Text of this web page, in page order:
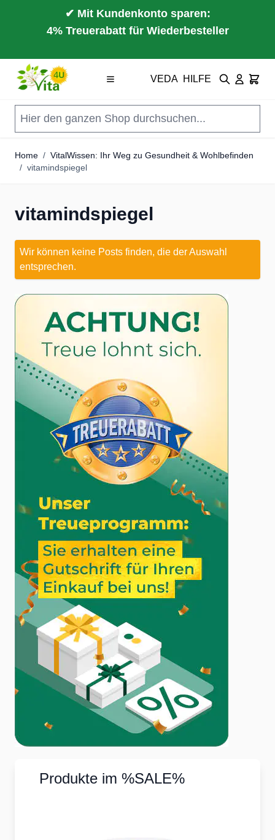
✔ Mit Kundenkonto sparen:
4% Treuerabatt für Wiederbesteller
Direkt zum Inhalt
VEDA HILFE Suche Cart
Home / VitalWissen: Ihr Weg zu Gesundheit & Wohlbefinden
/ vitamindspiegel
vitamindspiegel
Wir können keine Posts finden, die der Auswahl
entsprechen.
Produkte im %SALE%